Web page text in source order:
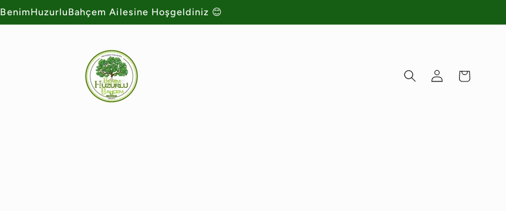
BenimHuzurluBahçem Ailesine Hoşgeldiniz 😊
Oturum
Sepet